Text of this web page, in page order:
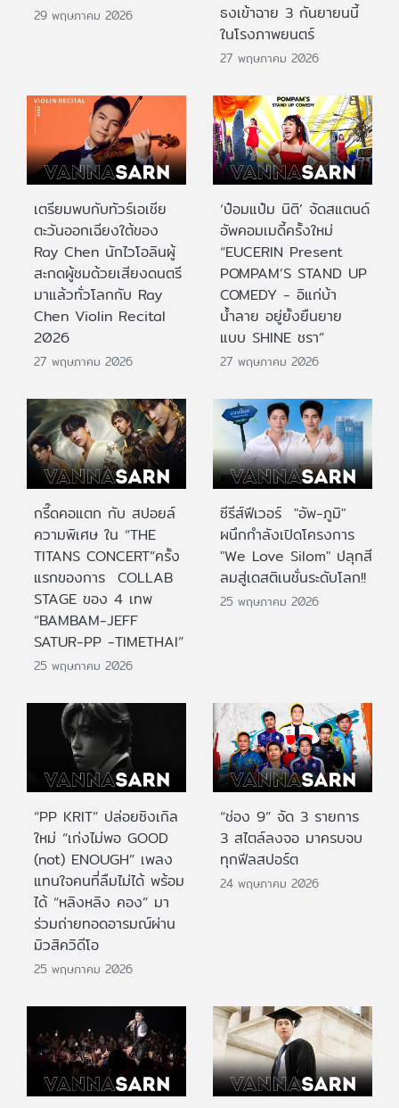
29 พฤษภาคม 2026
ธงเข้าฉาย 3 กันยายนนี้
ในโรงภาพยนตร์
27 พฤษภาคม 2026
เตรียมพบกับทัวร์เอเชีย
ตะวันออกเฉียงใต้ของ
Ray Chen นักไวโอลินผู้
สะกดผู้ชมด้วยเสียงดนตรี
มาแล้วทั่วโลกกับ Ray
Chen Violin Recital
2026
27 พฤษภาคม 2026
‘ป๋อมแป๋ม นิติ’ จัดสแตนด์
อัพคอมเมดี้ครั้งใหม่
“EUCERIN Present
POMPAM’S STAND UP
COMEDY - อิแก่บ้า
น้ำลาย อยู่ยั้งยืนยาย
แบบ SHINE ชรา”
27 พฤษภาคม 2026
กรี๊ดคอแตก กับ สปอยล์
ความพิเศษ ใน “THE
TITANS CONCERT”ครั้ง
แรกของการ COLLAB
STAGE ของ 4 เทพ
“BAMBAM-JEFF
SATUR-PP -TIMETHAI”
25 พฤษภาคม 2026
ซีรีส์ฟีเวอร์ "อัพ-ภูมิ"
ผนึกกำลังเปิดโครงการ
"We Love Silom" ปลุกสี
ลมสู่เดสติเนชั่นระดับโลก!!
25 พฤษภาคม 2026
“PP KRIT” ปล่อยซิงเกิล
ใหม่ “เก่งไม่พอ GOOD
(not) ENOUGH” เพลง
แทนใจคนที่ลืมไม่ได้ พร้อม
ได้ “หลิงหลิง คอง” มา
ร่วมถ่ายทอดอารมณ์ผ่าน
มิวสิควิดีโอ
25 พฤษภาคม 2026
“ช่อง 9” จัด 3 รายการ
3 สไตล์ลงจอ มาครบจบ
ทุกฟีลสปอร์ต
24 พฤษภาคม 2026